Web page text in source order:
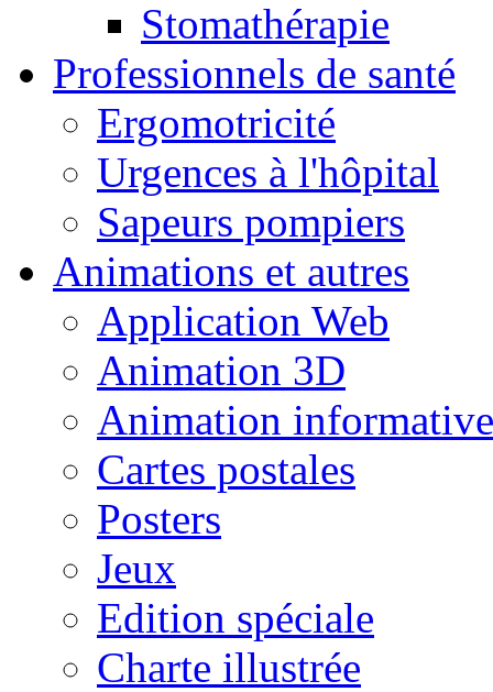
Stomathérapie
Professionnels de santé
Ergomotricité
Urgences à l'hôpital
Sapeurs pompiers
Animations et autres
Application Web
Animation 3D
Animation informative
Cartes postales
Posters
Jeux
Edition spéciale
Charte illustrée